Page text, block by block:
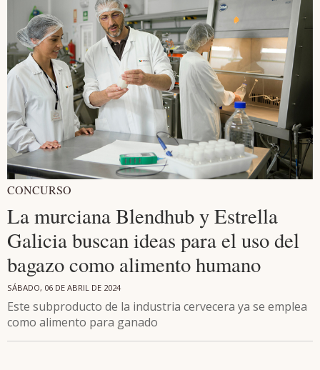
CONCURSO
La murciana Blendhub y Estrella
Galicia buscan ideas para el uso del
bagazo como alimento humano
SÁBADO, 06 DE ABRIL DE 2024
Este subproducto de la industria cervecera ya se emplea
como alimento para ganado